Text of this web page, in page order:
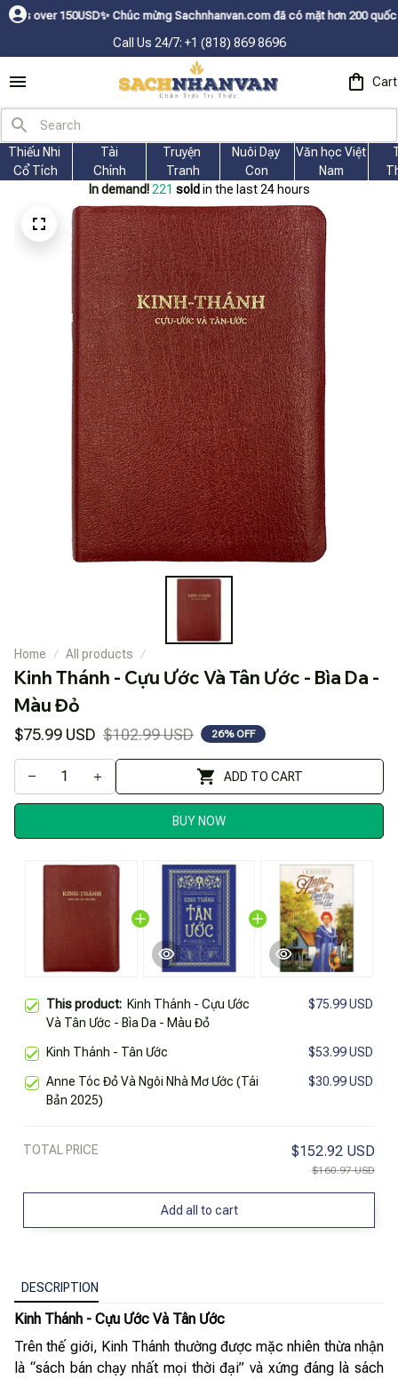
Chúc mừng Sachnhanvan.com đã có mặt hơn 200 quốc gia như Mỹ, Canada,
Call Us 24/7: +1 (818) 869 8696
Cart
Thiếu Nhi
Cổ Tích
Tài
Chính
Truyện
Tranh
Nuôi Dạy
Con
Văn học Việt
Nam
In demand! 221 sold in the last 24 hours
Home All products
Kinh Thánh - Cựu Ước Và Tân Ước - Bìa Da -
Màu Đỏ
$75.99 USD $102.99 USD 26% OFF
ADD TO CART
BUY NOW
This product: Kinh Thánh - Cựu Ước
Và Tân Ước - Bìa Da - Màu Đỏ
$75.99 USD
Kinh Thánh - Tân Ước $53.99 USD
Anne Tóc Đỏ Và Ngôi Nhà Mơ Ước (Tái
Bản 2025)
$30.99 USD
TOTAL PRICE $152.92 USD
$160.97 USD
Add all to cart
DESCRIPTION
Kinh Thánh - Cựu Ước Và Tân Ước
Trên thế giới, Kinh Thánh thường được mặc nhiên thừa nhận
là “sách bán chạy nhất mọi thời đại” và xứng đáng là sách